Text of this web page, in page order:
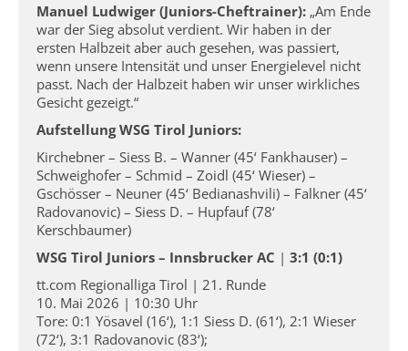
Manuel Ludwiger (Juniors-Cheftrainer): „Am Ende
war der Sieg absolut verdient. Wir haben in der
ersten Halbzeit aber auch gesehen, was passiert,
wenn unsere Intensität und unser Energielevel nicht
passt. Nach der Halbzeit haben wir unser wirkliches
Gesicht gezeigt.“
Aufstellung WSG Tirol Juniors:
Kirchebner – Siess B. – Wanner (45‘ Fankhauser) –
Schweighofer – Schmid – Zoidl (45‘ Wieser) –
Gschösser – Neuner (45‘ Bedianashvili) – Falkner (45‘
Radovanovic) – Siess D. – Hupfauf (78‘
Kerschbaumer)
WSG Tirol Juniors – Innsbrucker AC | 3:1 (0:1)
tt.com Regionalliga Tirol | 21. Runde
10. Mai 2026 | 10:30 Uhr
Tore: 0:1 Yösavel (16‘), 1:1 Siess D. (61‘), 2:1 Wieser
(72‘), 3:1 Radovanovic (83‘);